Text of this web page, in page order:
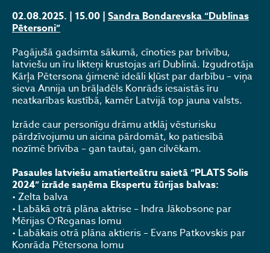
02.08.2025. | 15.00 | Sandra Bondarevska “Dublinas
Pētersoni”
Pagājušā gadsimta sākumā, cīnoties par brīvību,
latviešu un īru likteņi krustojas arī Dublinā. Izgudrotāja
Kārļa Pētersona ģimenē ideāli kļūst par darbību – viņa
sieva Annija un brāļadēls Konrāds iesaistās īru
neatkarības kustībā, kamēr Latvijā top jauna valsts.
Izrāde caur personīgu drāmu atklāj vēsturisku
pārdzīvojumu un aicina pārdomāt, ko patiesībā
nozīmē brīvība – gan tautai, gan cilvēkam.
Pasaules latviešu amatierteātru saietā “PLATS Solis
2024” izrāde saņēma Ekspertu žūrijas balvas:
• Zelta balva
• Labākā otrā plāna aktrise – Indra Jākobsone par
Mērijas O’Reganas lomu
• Labākais otrā plāna aktieris – Evans Patkovskis par
Konrāda Pētersona lomu